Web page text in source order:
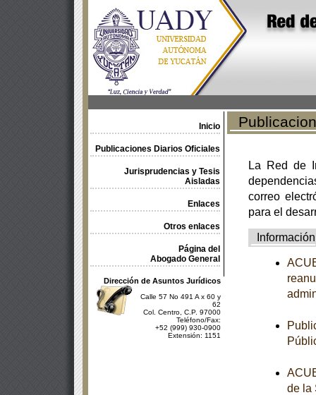
Inicio
Publicaciones Diarios Oficiales
Jurisprudencias y Tesis
Aisladas
Enlaces
Otros enlaces
Página del
Abogado General
Dirección de Asuntos Jurídicos
Calle 57 No 491 A x 60 y
62
Col. Centro, C.P. 97000
Teléfono/Fax:
+52 (999) 930-0900
Extensión: 1151
La Red de
correo
para el
Información
de la